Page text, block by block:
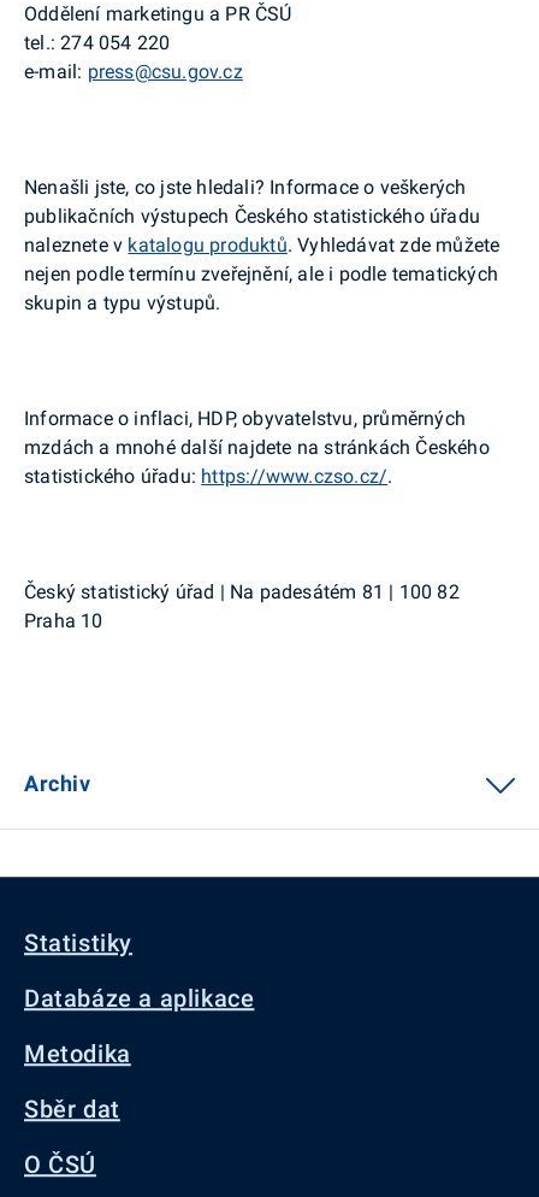
Oddělení marketingu a PR ČSÚ
tel.:274 054 220
e-mail: press@csu.gov.cz
Nenašli jste, co jste hledali? Informace o veškerých
publikačních výstupech Českého statistického úřadu
naleznete v katalogu produktů. Vyhledávat zde můžete
nejen podle termínu zveřejnění, ale i podle tematických
skupin a typu výstupů.
Informace o inflaci, HDP, obyvatelstvu, průměrných
mzdách a mnohé další najdete na stránkách Českého
statistického úřadu: https://www.czso.cz/.
Český statistický úřad | Na padesátém 81 | 100 82
Praha 10
Archiv
Statistiky
Databáze a aplikace
Metodika
Sběr dat
O ČSÚ